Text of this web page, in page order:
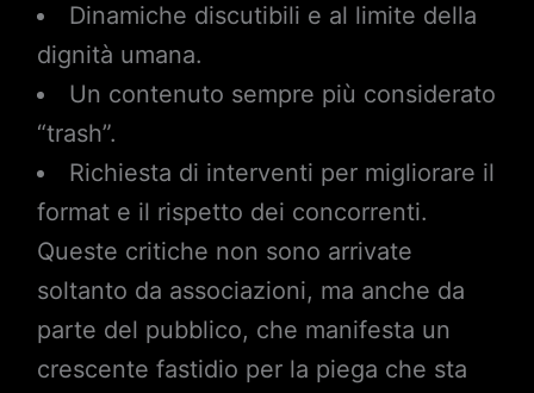
Dinamiche discutibili e al limite della
dignità umana.
Un contenuto sempre più considerato
“trash”.
Richiesta di interventi per migliorare il
format e il rispetto dei concorrenti.
Queste critiche non sono arrivate
soltanto da associazioni, ma anche da
parte del pubblico, che manifesta un
crescente fastidio per la piega che sta